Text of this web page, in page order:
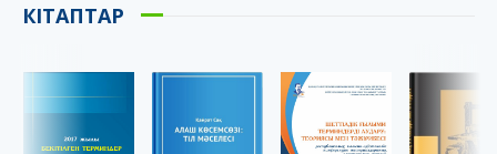
КІТАПТАР